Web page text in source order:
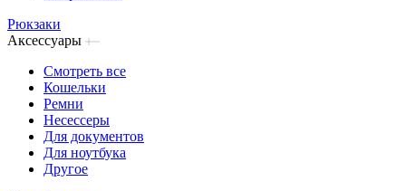
Рюкзаки
Аксессуары
Смотреть все
Кошельки
Ремни
Несессеры
Для документов
Для ноутбука
Другое